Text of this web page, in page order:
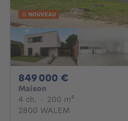
NOUVEAU
849 000 €
Maison
4 ch. 4 chambres
· 200 m²
2800 WALEM